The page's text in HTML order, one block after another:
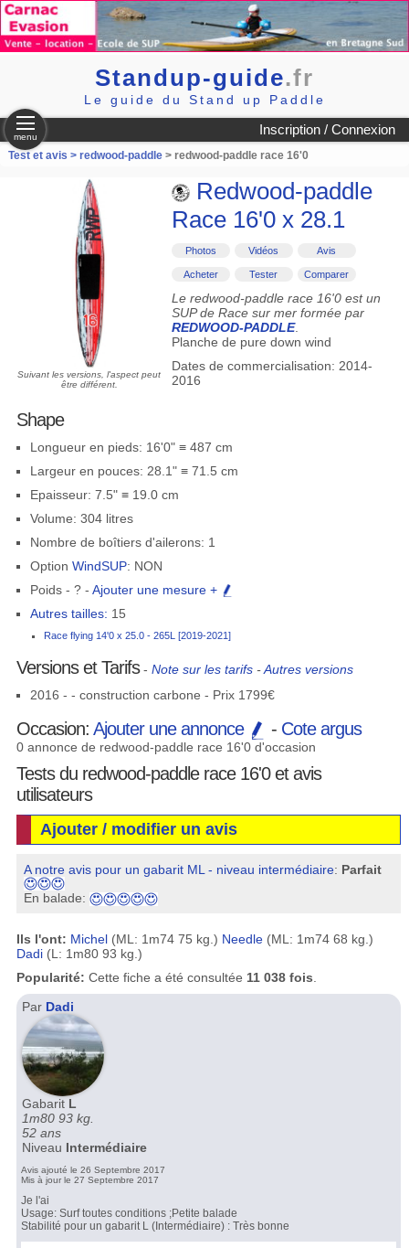
Standup-guide.fr
Le guide du Stand up Paddle
Inscription / Connexion
menu
Test et avis > redwood-paddle> redwood-paddle race 16'0
Suivant les versions, l'aspect peut
être différent.
Redwood-paddle
Race 16'0 x 28.1
Photos Vidéos Avis
Acheter Tester Comparer
Le redwood-paddle race 16'0 est un
SUP de Race sur mer formée par
REDWOOD-PADDLE.
Planche de pure down wind
Dates de commercialisation: 2014-
2016
Shape
Longueur en pieds: 16'0" ≡ 487 cm
Largeur en pouces: 28.1" ≡ 71.5 cm
Epaisseur: 7.5" ≡ 19.0 cm
Volume: 304 litres
Nombre de boîtiers d'ailerons: 1
Option WindSUP: NON
Poids - ? - Ajouter une mesure +
Autres tailles: 15
Race flying 14'0 x 25.0 - 265L [2019-2021]
Versions et Tarifs- Note sur les tarifs-Autres versions
2016 - - construction carbone - Prix 1799€
Occasion: Ajouter une annonce - Cote argus
0 annonce de redwood-paddle race 16'0 d'occasion
Tests du redwood-paddle race 16'0 et avis
utilisateurs
Ajouter / modifier un avis
A notre avis pour un gabarit ML - niveau intermédiaire: Parfait
En balade:
Ils l'ont: Michel(ML: 1m74 75 kg.) Needle(ML: 1m74 68 kg.)
Dadi(L: 1m80 93 kg.)
Popularité: Cette fiche a été consultée 11 038 fois
Par Dadi
Gabarit L
1m80 93 kg.
52 ans
Niveau Intermédiaire
Avis ajouté le 26 Septembre 2017
Mis à jour le 27 Septembre 2017
Je l'ai
Usage: Surf toutes conditions ;Petite balade
Stabilité pour un gabarit L (Intermédiaire) : Très bonne